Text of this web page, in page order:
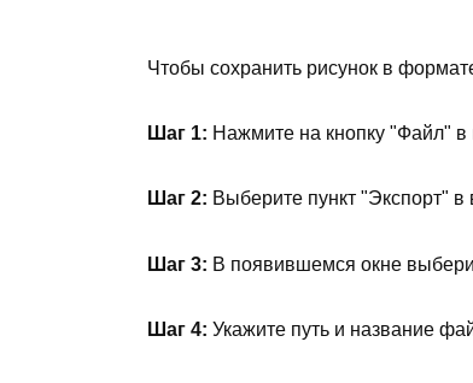
Чтобы сохранить рисунок в
Шаг 1: Нажмите на кнопку "Файл"
Шаг 2: Выберите пункт "Экспорт"
Шаг 3: В появившемся окне
Шаг 4: Укажите путь и название